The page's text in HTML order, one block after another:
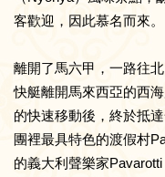
客歡迎，因此慕名而來。
離開了馬六甲，一路往
快艇離開馬來西亞的西
的快速移動後，終於抵
團裡最具特色的渡假村
的義大利聲樂家